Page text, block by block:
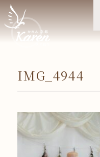
IMG_4944